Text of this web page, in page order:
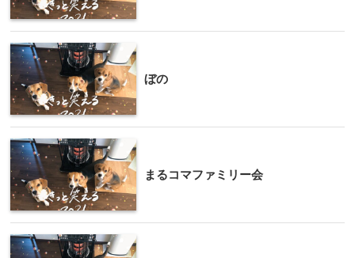
ぼの
まるコマファミリー会